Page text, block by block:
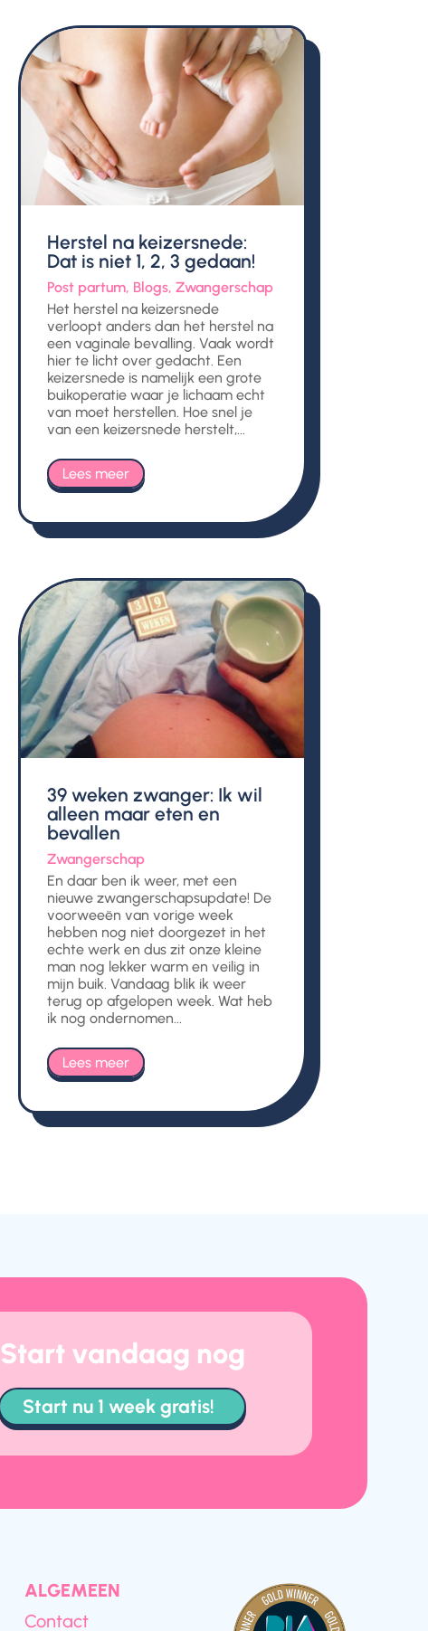
Herstel na keizersnede:
Dat is niet 1, 2, 3 gedaan!
Post partum, Blogs, Zwangerschap
Het herstel na keizersnede
verloopt anders dan het herstel na
een vaginale bevalling. Vaak wordt
hier te licht over gedacht. Een
keizersnede is namelijk een grote
buikoperatie waar je lichaam echt
van moet herstellen. Hoe snel je
van een keizersnede herstelt,...
Lees meer
39 weken zwanger: Ik wil
alleen maar eten en
bevallen
Zwangerschap
En daar ben ik weer, met een
nieuwe zwangerschapsupdate! De
voorweeën van vorige week
hebben nog niet doorgezet in het
echte werk en dus zit onze kleine
man nog lekker warm en veilig in
mijn buik. Vandaag blik ik weer
terug op afgelopen week. Wat heb
ik nog ondernomen...
Lees meer
Start vandaag nog
Start nu 1 week gratis!
ALGEMEEN
Contact